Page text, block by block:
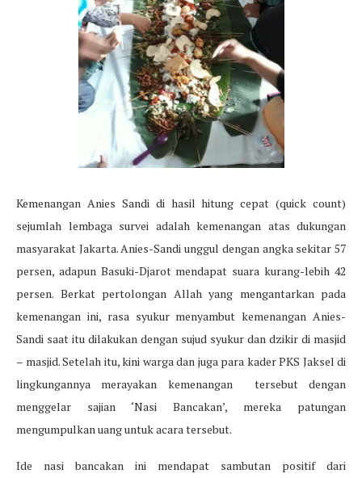
Kemenangan Anies Sandi di hasil hitung cepat (quick count)
sejumlah lembaga survei adalah kemenangan atas dukungan
masyarakat Jakarta. Anies-Sandi unggul dengan angka sekitar 57
persen, adapun Basuki-Djarot mendapat suara kurang-lebih 42
persen. Berkat pertolongan Allah yang mengantarkan pada
kemenangan ini, rasa syukur menyambut kemenangan Anies-
Sandi saat itu dilakukan dengan sujud syukur dan dzikir di masjid
– masjid. Setelah itu, kini warga dan juga para kader PKS Jaksel di
lingkungannya merayakan kemenangan tersebut dengan
menggelar sajian ‘Nasi Bancakan’, mereka patungan
mengumpulkan uang untuk acara tersebut.
Ide nasi bancakan ini mendapat sambutan positif dari